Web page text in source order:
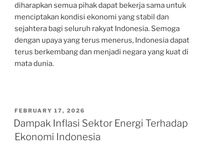
diharapkan semua pihak dapat bekerja sama untuk
menciptakan kondisi ekonomi yang stabil dan
sejahtera bagi seluruh rakyat Indonesia. Semoga
dengan upaya yang terus menerus, Indonesia dapat
terus berkembang dan menjadi negara yang kuat di
mata dunia.
POSTED
ON
FEBRUARY 17, 2026
Dampak Inflasi Sektor Energi Terhadap
Ekonomi Indonesia